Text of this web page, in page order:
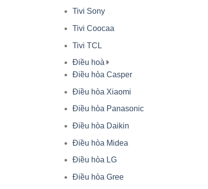
Tivi Sony
Tivi Coocaa
Tivi TCL
Điều hoà
Điều hòa Casper
Điều hòa Xiaomi
Điều hòa Panasonic
Điều hòa Daikin
Điều hòa Midea
Điều hòa LG
Điều hòa Gree